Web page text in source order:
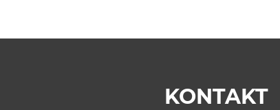
KONTAKT